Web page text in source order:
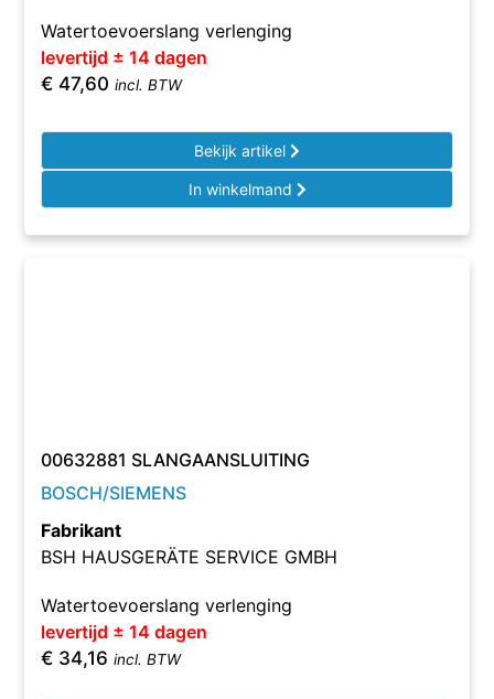
Watertoevoerslang verlenging
levertijd ± 14 dagen
€ 47,60 incl. BTW
Bekijk artikel
In winkelmand
00632881 SLANGAANSLUITING
BOSCH/SIEMENS
Fabrikant
BSH HAUSGERÄTE SERVICE GMBH
Watertoevoerslang verlenging
levertijd ± 14 dagen
€ 34,16 incl. BTW